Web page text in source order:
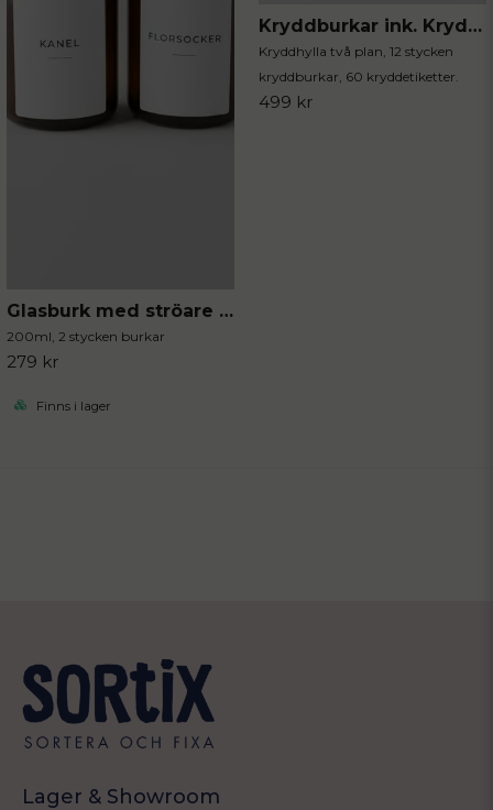
Glasburk med ströare 2-pack
200ml, 2 stycken burkar
279 kr
Finns i lager
Kryddburkar ink. Kryddhylla 13-delar
Kryddhylla två plan, 12 stycken
kryddburkar, 60 kryddetiketter.
499 kr
Lager & Showroom